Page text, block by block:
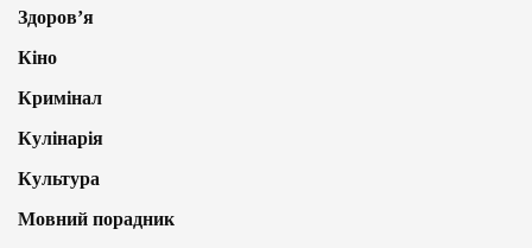
Здоров’я
Кіно
Кримінал
Кулінарія
Культура
Мовний порадник